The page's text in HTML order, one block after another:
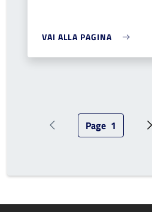
VAI ALLA PAGINA
Pagina precedentePagina attuale
Page 1